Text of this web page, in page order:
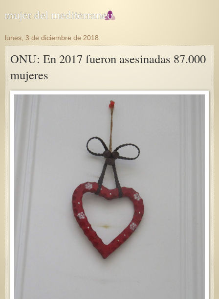
lunes, 3 de diciembre de 2018
ONU: En 2017 fueron asesinadas 87.000
mujeres